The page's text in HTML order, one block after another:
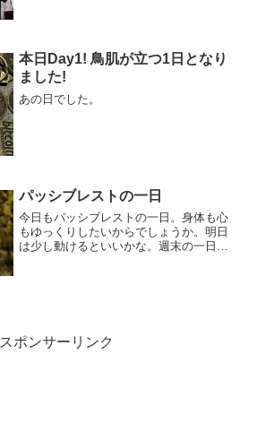
本日Day1! 鳥肌が立つ1日となり
ました!
あの日でした。
パッシブレストの一日
今日もパッシブレストの一日。身体も心
もゆっくりしたいからでしょうか。明日
は少し動けるといいかな。週末の一日は
スポンサーリンク